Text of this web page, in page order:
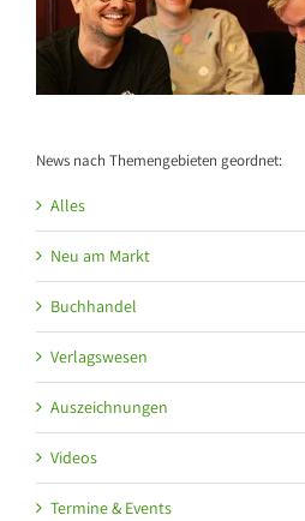
News nach Themengebieten geordnet:
Alles
Neu am Markt
Buchhandel
Verlagswesen
Auszeichnungen
Videos
Termine & Events